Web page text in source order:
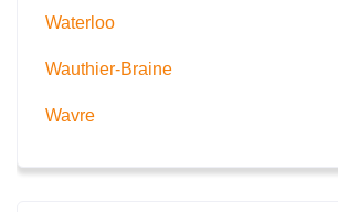
Waterloo
Wauthier-Braine
Wavre